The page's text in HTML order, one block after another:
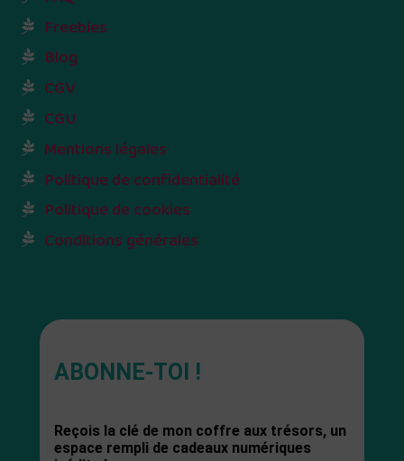
Freebies
Blog
CGV
CGU
Mentions légales
Politique de confidentialité
Politique de cookies
Conditions générales